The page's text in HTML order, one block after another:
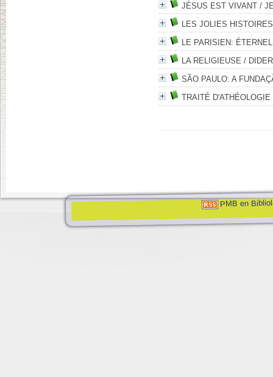
JÉSUS EST VIVANT /
LES JOLIES
LE PARISIEN:
LA RELIGIEUSE /
SÃO PAULO: A
TRAITÉ D'ATHÉOLOGIE
PMB en